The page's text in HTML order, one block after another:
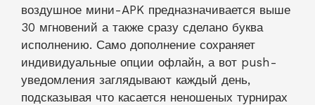
воздушное мини-APK предназначивается выше
30 мгновений а также сразу сделано буква
исполнению. Само дополнение сохраняет
индивидуальные опции офлайн, а вот push-
уведомления заглядывают каждый день,
подсказывая что касается неношеных турнирах